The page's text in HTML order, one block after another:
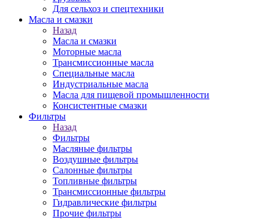
Для сельхоз и спецтехники
Масла и смазки
Назад
Масла и смазки
Моторные масла
Трансмиссионные масла
Специальные масла
Индустриальные масла
Масла для пищевой промышленности
Консистентные смазки
Фильтры
Назад
Фильтры
Масляные фильтры
Воздушные фильтры
Салонные фильтры
Топливные фильтры
Трансмиссионные фильтры
Гидравлические фильтры
Прочие фильтры